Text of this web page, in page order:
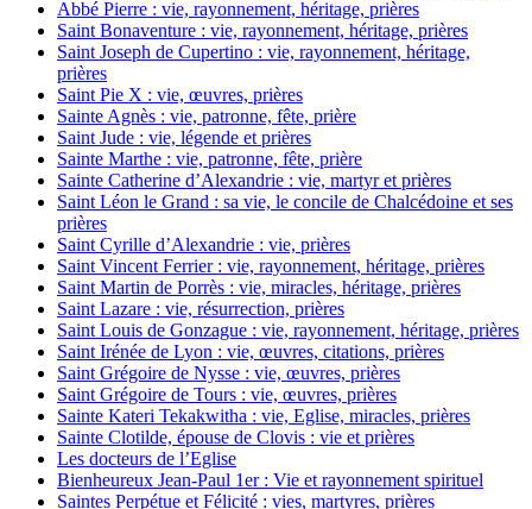
Abbé Pierre : vie, rayonnement, héritage, prières
Saint Bonaventure : vie, rayonnement, héritage, prières
Saint Joseph de Cupertino : vie, rayonnement, héritage,
prières
Saint Pie X : vie, œuvres, prières
Sainte Agnès : vie, patronne, fête, prière
Saint Jude : vie, légende et prières
Sainte Marthe : vie, patronne, fête, prière
Sainte Catherine d’Alexandrie : vie, martyr et prières
Saint Léon le Grand : sa vie, le concile de Chalcédoine et ses
prières
Saint Cyrille d’Alexandrie : vie, prières
Saint Vincent Ferrier : vie, rayonnement, héritage, prières
Saint Martin de Porrès : vie, miracles, héritage, prières
Saint Lazare : vie, résurrection, prières
Saint Louis de Gonzague : vie, rayonnement, héritage, prières
Saint Irénée de Lyon : vie, œuvres, citations, prières
Saint Grégoire de Nysse : vie, œuvres, prières
Saint Grégoire de Tours : vie, œuvres, prières
Sainte Kateri Tekakwitha : vie, Eglise, miracles, prières
Sainte Clotilde, épouse de Clovis : vie et prières
Les docteurs de l’Eglise
Bienheureux Jean-Paul 1er : Vie et rayonnement spirituel
Saintes Perpétue et Félicité : vies, martyres, prières